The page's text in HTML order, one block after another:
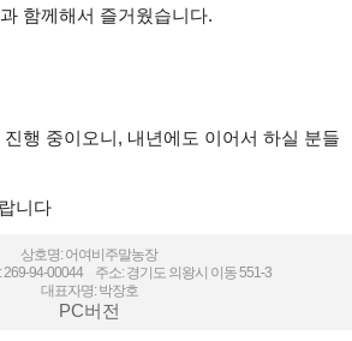
함께해서 즐거웠습니다.
행 중이오니, 내년에도 이어서 하실 분들
니다
상호명: 어여비주말농장
269-94-00044 주소: 경기도 의왕시 이동 551-3
대표자명: 박장호
PC버전